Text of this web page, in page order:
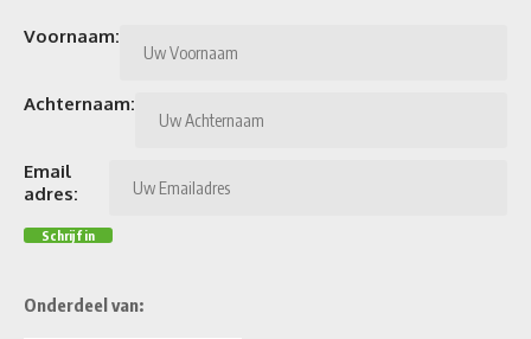
Voornaam:
Achternaam:
Email
adres:
Onderdeel van: